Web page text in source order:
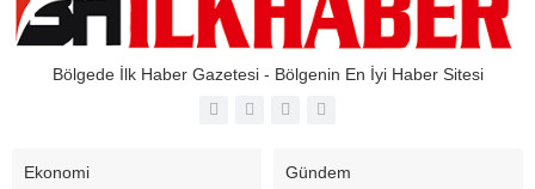
Bölgede İlk Haber Gazetesi - Bölgenin En İyi Haber Sitesi
Ekonomi Gündem